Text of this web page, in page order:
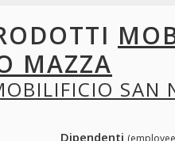
MAZZA
SAN
Dipendenti